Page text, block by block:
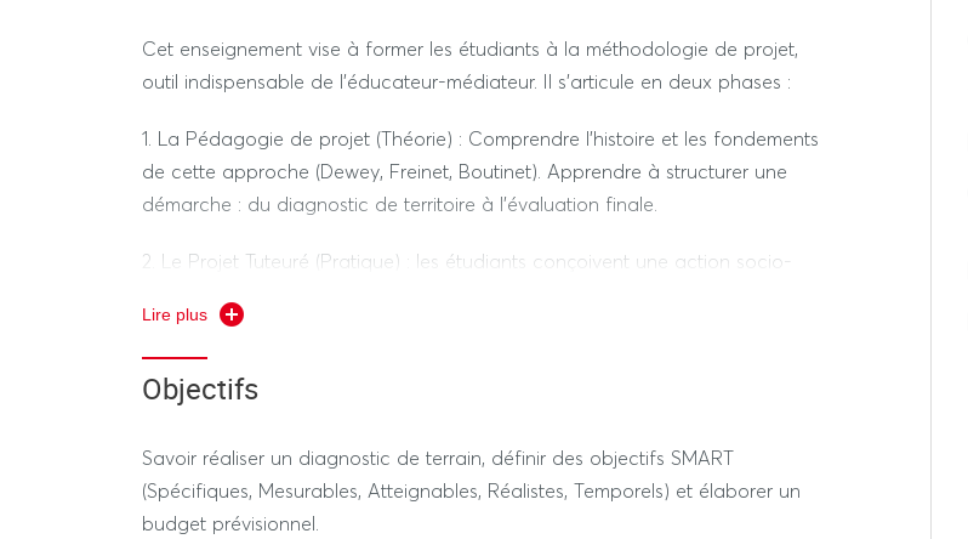
Cet enseignement vise à former les étudiants à la méthodologie de projet,
outil indispensable de l'éducateur-médiateur. Il s'articule en deux phases :
1. La Pédagogie de projet (Théorie) : Comprendre l'histoire et les fondements
de cette approche (Dewey, Freinet, Boutinet). Apprendre à structurer une
démarche : du diagnostic de territoire à l'évaluation finale.
2. Le Projet Tuteuré (Pratique) : les étudiants conçoivent une action socio-
prioritaire, insertion par l'escalade, médiation en milieu carcéral). Ils sont
accompagnés par un tuteur pour passer de l'idée à la fiche-projet
opérationnelle.
Lire plus
Objectifs
Savoir réaliser un diagnostic de terrain, définir des objectifs SMART
(Spécifiques, Mesurables, Atteignables, Réalistes, Temporels) et élaborer un
budget prévisionnel.